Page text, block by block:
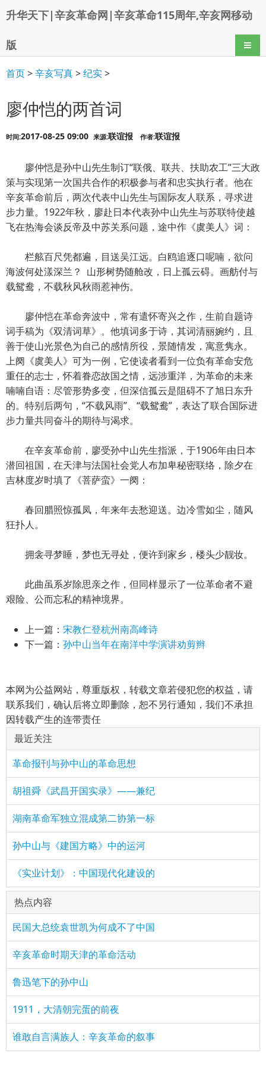
升华天下|辛亥革命网|辛亥革命115周年,辛亥网移动
版 导航
首页>辛亥写真>纪实>
廖仲恺的两首词
时间:2017-08-25 09:00 来源:联谊报 作者:联谊报
廖仲恺是孙中山先生制订“联俄、联共、扶助农工”三大政
策与实现第一次国共合作的积极参与者和忠实执行者。他在
辛亥革命前后，两次代表中山先生与国际友人联系，寻求进
步力量。1922年秋，廖赴日本代表孙中山先生与苏联特使越
飞在热海会谈反帝及中苏关系问题，途中作《虞美人》词：
栏舷百尺凭都遍，目送吴江远。白鸥追逐口呢喃，欲问
海波何处漾深兰？ 山形树势随舱改，日上孤云碍。画舫付与
载鸳鸯，不载秋风秋雨惹神伤。
廖仲恺在革命奔波中，常有遣怀寄兴之作，生前自题诗
词手稿为《双清词草》。他填词多于诗，其词清丽婉约，且
善于使山光景色为自己的感情所役，景随情发，寓意隽永。
上阕《虞美人》可为一例，它使读者看到一位负有革命安危
重任的志士，怀着眷恋故国之情，远涉重洋，为革命的未来
喃喃自语：尽管形势多变，但深信孤云是阻碍不了旭日东升
的。特别后两句，“不载风雨”、“载鸳鸯”，表达了联合国际进
步力量共同奋斗的期待与渴求。
在辛亥革命前，廖受孙中山先生指派，于1906年由日本
潜回祖国，在天津与法国社会党人布加卑秘密联络，除夕在
吉林度岁时填了《菩萨蛮》一阕：
春回腊照惊孤凤，年来年去愁迎送。边冷雪如尘，随风
狂扑人。
拥衾寻梦睡，梦也无寻处，便许到家乡，楼头少靓妆。
此曲虽系岁除思亲之作，但同样显示了一位革命者不避
艰险、公而忘私的精神境界。
上一篇： 宋教仁登杭州南高峰诗
下一篇： 孙中山当年在南洋中学演讲劝剪辫
本网为公益网站，尊重版权，转载文章若侵犯您的权益，请
联系我们，确认后将立即删除，恕不另行通知，我们不承担
因转载产生的连带责任
最近关注
革命报刊与孙中山的革命思想
胡祖舜《武昌开国实录》——兼纪
湖南革命军独立混成第二协第一标
孙中山与《建国方略》中的运河
《实业计划》：中国现代化建设的
热点内容
民国大总统袁世凯为何成不了中国
辛亥革命时期天津的革命活动
鲁迅笔下的孙中山
1911，大清朝完蛋的前夜
谁敢自言满族人：辛亥革命的叙事